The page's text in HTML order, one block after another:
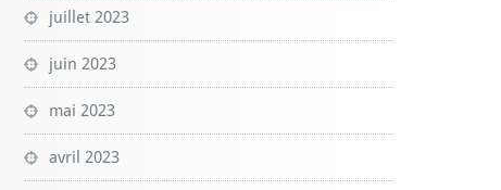
juillet 2023
juin 2023
mai 2023
avril 2023